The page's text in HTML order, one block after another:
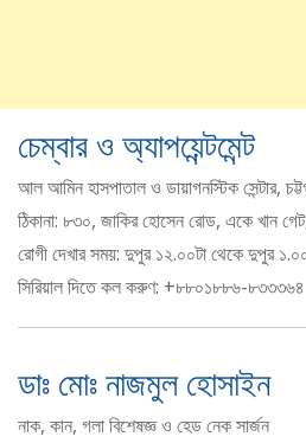
চেম্বার ও অ্যাপয়েন্টমেন্ট
আল আমিন হাসপাতাল ও ডায়াগনস্টিক সেন্টার,
ঠিকানা: ৮৩০, জাকির হোসেন রোড, একে খান
রোগী দেখার সময়: দুপুর ১২.০০টা থেকে দুপুর
সিরিয়াল দিতে কল করুণ: +৮৮০১৮৮৬-৮৩৩৩৬৪
ডাঃ মোঃ নাজমুল হোসাইন
নাক, কান, গলা বিশেষজ্ঞ ও হেড নেক সার্জন